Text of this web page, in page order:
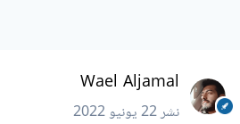
Wael Aljamal
نشر22 يونيو 2022